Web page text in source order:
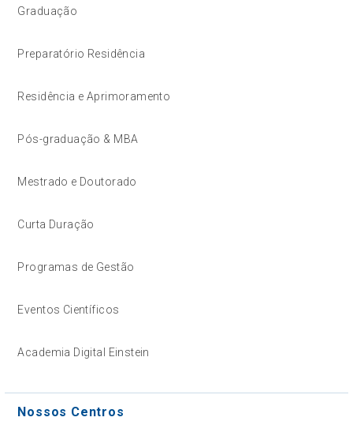
Graduação
Preparatório Residência
Residência e Aprimoramento
Pós-graduação & MBA
Mestrado e Doutorado
Curta Duração
Programas de Gestão
Eventos Científicos
Academia Digital Einstein
Nossos Centros